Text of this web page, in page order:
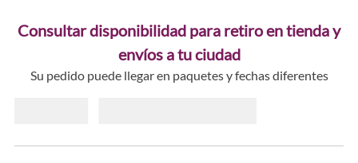
Consultar disponibilidad para retiro en tienda y
envíos a tu ciudad
Su pedido puede llegar en paquetes y fechas diferentes